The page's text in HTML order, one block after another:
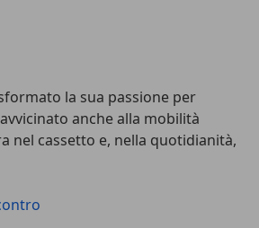
la sua passione per
anche alla mobilità
nel cassetto e, nella quotidianità,